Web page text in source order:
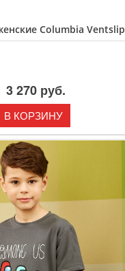
Columbia Ventslip
3 270 руб.
В КОРЗИНУ